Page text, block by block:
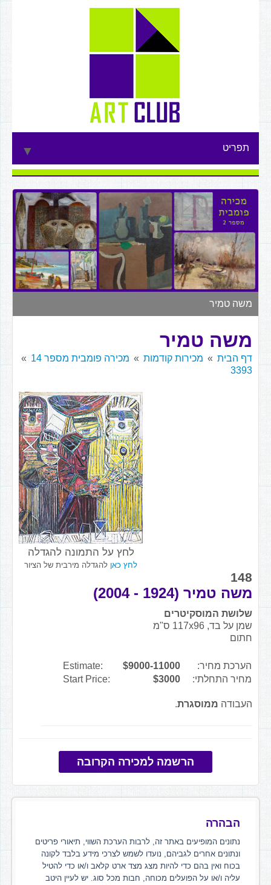
תפריט ▼
▼
▼
▼
▼
משה טמיר
משה טמיר
דף הבית מכירות קודמות
מכירה פומבית מספר 14
3393
לחץ על התמונה להגדלה
לחץ כאן להגדלה מירבית של הציור
148
משה טמיר (1924 - 2004)
שלושת המוסקיטרים
שמן על בד, 117x96 ס"מ
חתום
הערכת מחיר: $9000-11000
Estimate:
מחיר התחלתי:
$3000
Start Price:
העבודה ממוסגרת.
הרשמה למכירה הקרובה
הבהרה
נתונים המופיעים באתר זה, לרבות הערכת השווי, תיאורי פריטים
ונתונים אחרים לגביהם, נועדו לשמש לצרכי מידע בלבד לקונה
בכוח ואין בהם כדי להיות מצג מצד ארט קלאב ו/או כדי להטיל
עליה ו/או על הפועלים מכוחה, חבות מכל סוג. יש לעיין היטב